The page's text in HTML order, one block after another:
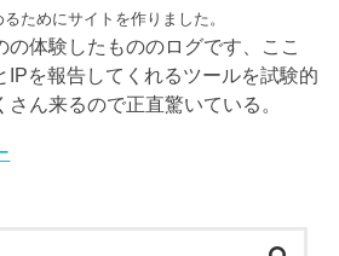
ためにサイトを作りました。
の体験したもののログです、ここ
IPを報告してくれるツールを試験的
ん来るので正直驚いている。